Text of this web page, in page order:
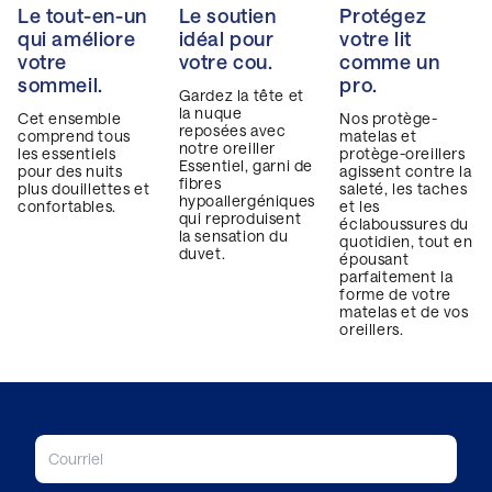
Le tout-en-un
qui améliore
votre
sommeil.
Cet ensemble
comprend tous
les essentiels
pour des nuits
plus douillettes et
confortables.
Le soutien
idéal pour
votre cou.
Gardez la tête et
la nuque
reposées avec
notre oreiller
Essentiel, garni de
fibres
hypoallergéniques
qui reproduisent
la sensation du
duvet.
Protégez
votre lit
comme un
pro.
Nos protège-
matelas et
protège-oreillers
agissent contre la
saleté, les taches
et les
éclaboussures du
quotidien, tout en
épousant
parfaitement la
forme de votre
matelas et de vos
oreillers.